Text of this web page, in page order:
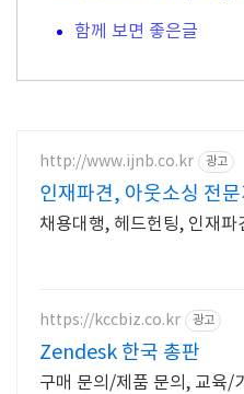
함께 보면 좋은글
http://www.ijnb.co.kr 광고
인재파견, 아웃소싱 전문
채용대행, 헤드헌팅, 인재파
https://kccbiz.co.kr 광고
Zendesk 한국 총판
구매 문의/제품 문의, 교육/